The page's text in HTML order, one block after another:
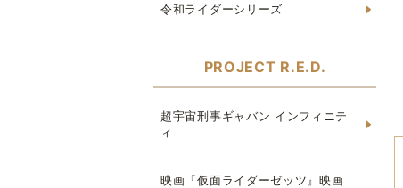
令和ライダーシリーズ
PROJECT R.E.D.
超宇宙刑事ギャバン インフィニテ
ィ
映画『仮面ライダーゼッツ』映画